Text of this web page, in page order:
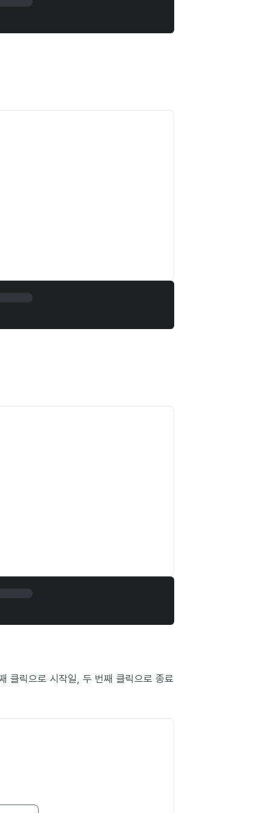
클릭으로 시작일, 두 번째 클릭으로 종료